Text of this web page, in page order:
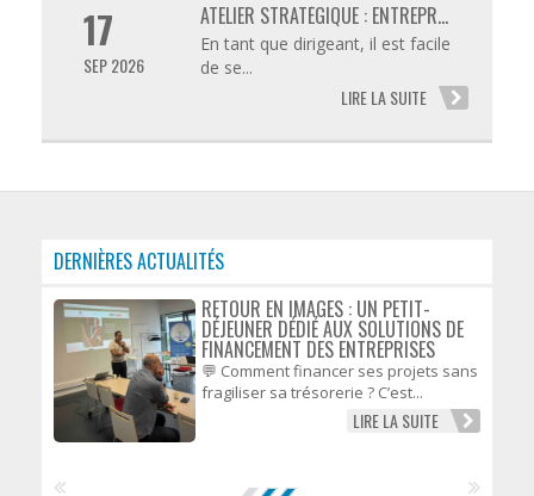
17
SEP 2026
ATELIER STRATÉGIQUE : ENTREPR...
En tant que dirigeant, il est facile
de se...
LIRE LA SUITE
DERNIÈRES ACTUALITÉS
RETOUR EN IMAGES : UN PETIT-
DÉJEUNER DÉDIÉ AUX SOLUTIONS DE
FINANCEMENT DES ENTREPRISES
💬 Comment financer ses projets sans
fragiliser sa trésorerie ? C’est...
LIRE LA SUITE